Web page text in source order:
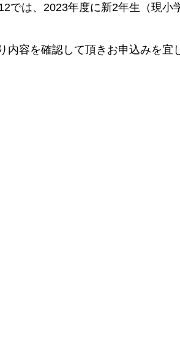
では、2023年度に新2年生（現
内容を確認して頂きお申込みを宜